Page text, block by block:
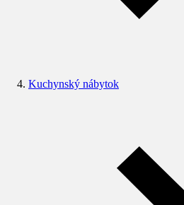
Kuchynský nábytok